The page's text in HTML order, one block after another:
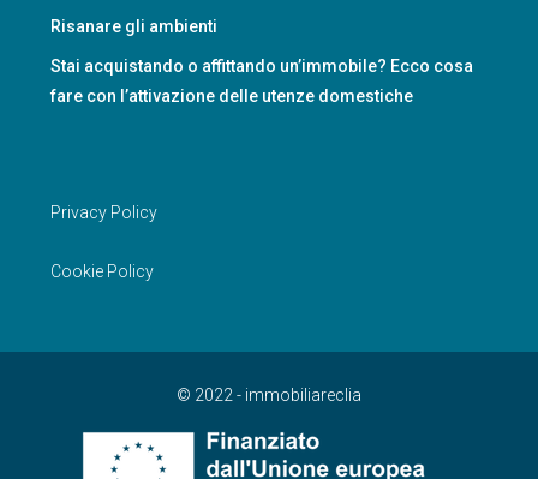
Risanare gli ambienti
Stai acquistando o affittando un’immobile? Ecco cosa
fare con l’attivazione delle utenze domestiche
Privacy Policy
Cookie Policy
© 2022 - immobiliareclia